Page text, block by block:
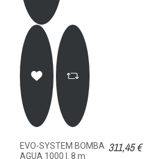
EVO-SYSTEM BOMBA
AGUA 1000 l. 8 m
311,45 €